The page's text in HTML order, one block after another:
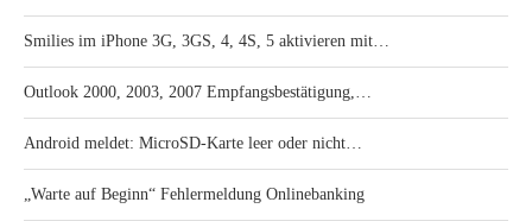
Smilies im iPhone 3G, 3GS, 4, 4S, 5 aktivieren mit…
Outlook 2000, 2003, 2007 Empfangsbestätigung,…
Android meldet: MicroSD-Karte leer oder nicht…
„Warte auf Beginn“ Fehlermeldung Onlinebanking